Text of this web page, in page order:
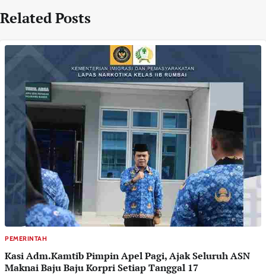
Related Posts
PEMERINTAH
Kasi Adm.Kamtib Pimpin Apel Pagi, Ajak Seluruh ASN
Maknai Baju Baju Korpri Setiap Tanggal 17